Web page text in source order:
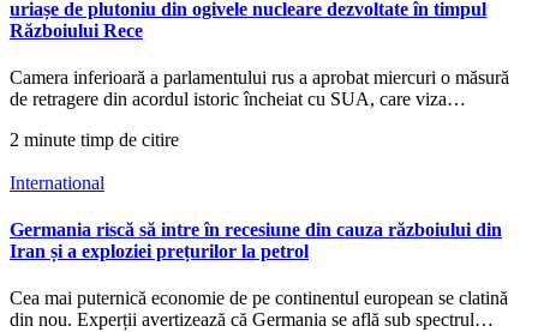
uriașe de plutoniu din ogivele nucleare dezvoltate în timpul
Războiului Rece
Camera inferioară a parlamentului rus a aprobat miercuri o măsură
de retragere din acordul istoric încheiat cu SUA, care viza…
2 minute timp de citire
International
Germania riscă să intre în recesiune din cauza războiului din
Iran și a exploziei prețurilor la petrol
Cea mai puternică economie de pe continentul european se clatină
din nou. Experții avertizează că Germania se află sub spectrul…